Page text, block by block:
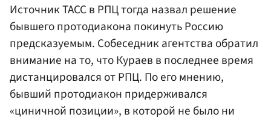
Источник ТАСС в РПЦ тогда назвал решение
бывшего протодиакона покинуть Россию
предсказуемым. Собеседник агентства обратил
внимание на то, что Кураев в последнее время
дистанцировался от РПЦ. По его мнению,
бывший протодиакон придерживался
«циничной позиции», в которой не было ни